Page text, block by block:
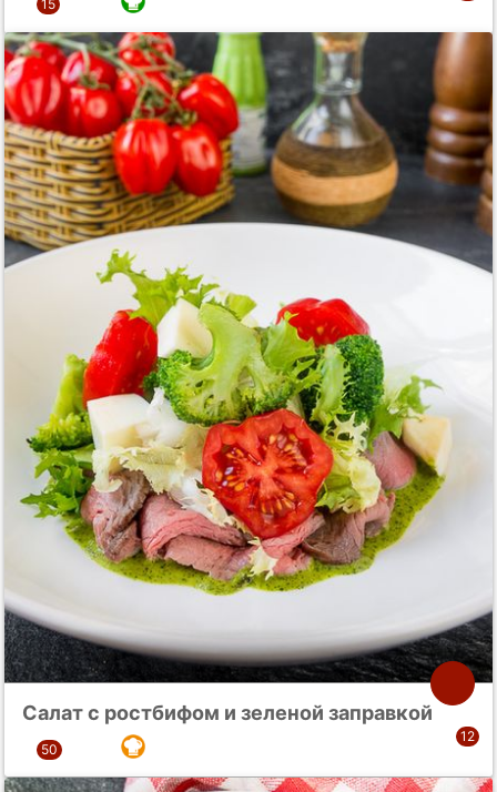
Салат с ростбифом и зеленой заправкой